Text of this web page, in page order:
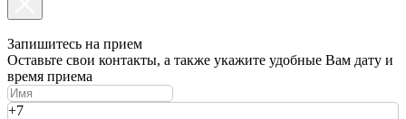
Запишитесь на прием
Оставьте свои контакты, а также укажите удобные Вам дату и
время приема
+7